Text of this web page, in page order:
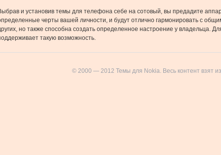
и установив темы для телефона себе на сотовый, вы предадите
черты вашей личности, и будут отлично гармонировать с
но также способна создать определенное настроение у владельца.
такую возможность.
© 2000 — 2012 Темы для Nokia. Весь контент взят